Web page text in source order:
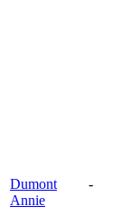
Dumont
Annie
-